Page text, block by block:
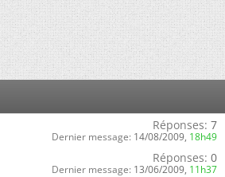
Réponses: 7
Dernier message: 14/08/2009, 18h49
Réponses: 0
Dernier message: 13/06/2009, 11h37